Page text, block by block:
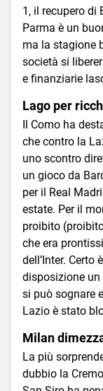
1, il recupero di
Parma è un
ma la stagione
società si
e finanziarie
Lago per
Il Como ha
che contro la
uno scontro
un gioco da
per il Real
estate. Per il
proibito
che era
dell’Inter. Certo
disposizione
si può sognare
Lazio è stato
Milan
La più
dubbio la